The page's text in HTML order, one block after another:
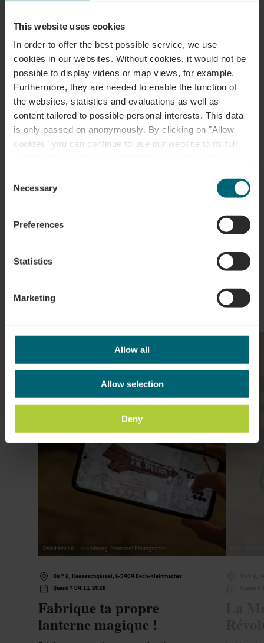
This website uses cookies
In order to offer the best possible service, we use
cookies in our websites. Without cookies, it would not be
possible to display videos or map views, for example.
Furthermore, they are needed to enable the function of
the websites, statistics and evaluations as well as
content tailored to possible personal interests. This data
is only passed on anonymously. By clicking on "Allow
cookies" you can continue to use our website to its full
time.
Selection
Necessary
Preferences
Statistics
Marketing
Allow all
Allow selection
Deny
Adresse:
Musée "A Possen" / Musée folklorique
et viticole / Musée de jouets
2, Keeseschgässel
L-5404 Bech-Kleinmacher
Afficher sur la carte
0035223697353
©Visit Moselle Luxembourg-Pancake! Photographie
Où ? 2, Keeseschgässel, L-5404 Bech-Kleinmacher
Quand ? 04.11.2026
Fabrique ta propre
lanterne magique !
en savoir plus